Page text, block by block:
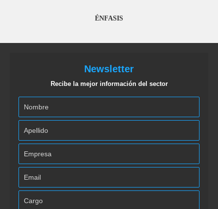
ÉNFASIS
Newsletter
Recibe la mejor información del sector